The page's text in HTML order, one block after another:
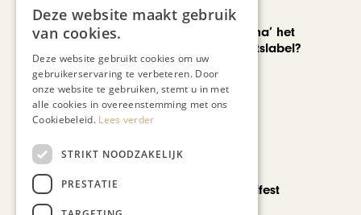
AUTOMOTIVE
Is ‘Made in China’ het
nieuwe kwaliteitslabel?
Noorbeek Foodfest
Deze website maakt gebruik
van cookies.
Deze website gebruikt cookies om uw
gebruikerservaring te verbeteren. Door
onze website te gebruiken, stemt u in met
alle cookies in overeenstemming met ons
Cookiebeleid. Lees verder
STRIKT NOODZAKELIJK
PRESTATIE